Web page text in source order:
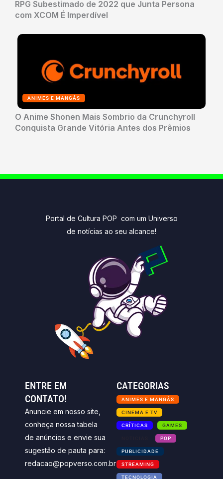
RPG Subestimado de 2022 que Junta Persona
com XCOM É Imperdível
ANIMES E MANGÁS
O Anime Shonen Mais Sombrio da Crunchyroll
Conquista Grande Vitória Antes dos Prêmios
Portal de Cultura POP com um Universo
de notícias ao seu alcance!
ENTRE EM
CONTATO!
Anuncie em nosso site,
conheça nossa tabela
de anúncios e envie sua
sugestão de pauta para:
redacao@popverso.com.br
CATEGORIAS
ANIMES E MANGÁS
CINEMA E TV
CRÍTICAS GAMES
POP
PUBLICIDADE
STREAMING
TECNOLOGIA